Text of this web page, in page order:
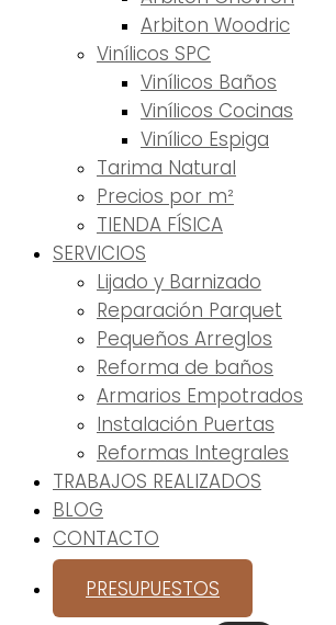
Arbiton Woodric
Vinílicos SPC
Vinílicos Baños
Vinílicos Cocinas
Vinílico Espiga
Tarima Natural
Precios por m²
TIENDA FÍSICA
SERVICIOS
Lijado y Barnizado
Reparación Parquet
Pequeños Arreglos
Reforma de baños
Armarios Empotrados
Instalación Puertas
Reformas Integrales
TRABAJOS REALIZADOS
BLOG
CONTACTO
PRESUPUESTOS